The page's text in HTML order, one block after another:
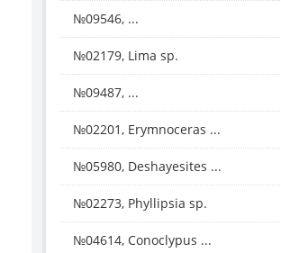
№09546, ...
№02179, Lima sp.
№09487, ...
№02201, Erymnoceras ...
№05980, Deshayesites ...
№02273, Phyllipsia sp.
№04614, Conoclypus ...